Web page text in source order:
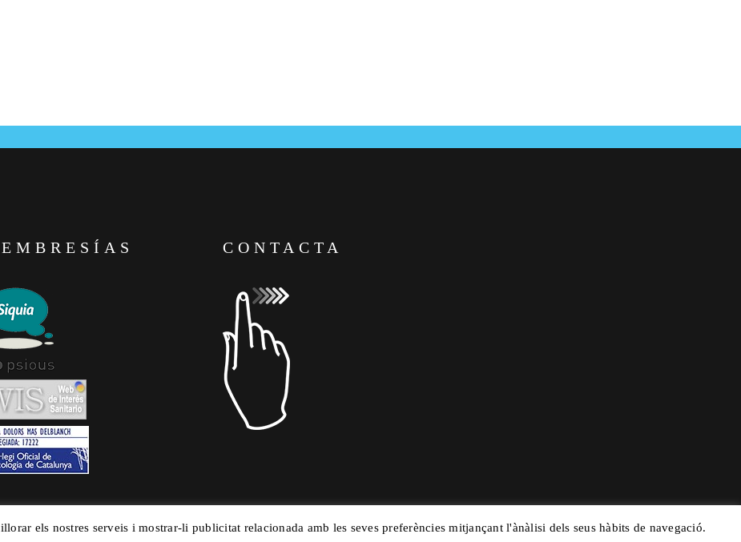
CONTACTA
els nostres serveis i mostrar-li publicitat relacionada amb les seves preferències mitjançant l'ànàlisi dels seus hàbits de navegació.